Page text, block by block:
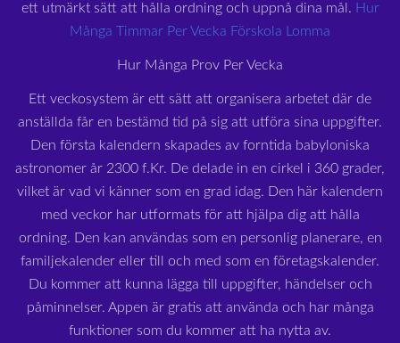
ett utmärkt sätt att hålla ordning och uppnå dina mål. Hur
Många Timmar Per Vecka Förskola Lomma
Hur Många Prov Per Vecka
Ett veckosystem är ett sätt att organisera arbetet där de
anställda får en bestämd tid på sig att utföra sina uppgifter.
Den första kalendern skapades av forntida babyloniska
astronomer år 2300 f.Kr. De delade in en cirkel i 360 grader,
vilket är vad vi känner som en grad idag. Den här kalendern
med veckor har utformats för att hjälpa dig att hålla
ordning. Den kan användas som en personlig planerare, en
familjekalender eller till och med som en företagskalender.
Du kommer att kunna lägga till uppgifter, händelser och
påminnelser. Appen är gratis att använda och har många
funktioner som du kommer att ha nytta av.